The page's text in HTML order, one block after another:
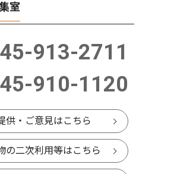
室
913-2711
910-1120
供・ご意見はこちら
の二次利用等はこちら